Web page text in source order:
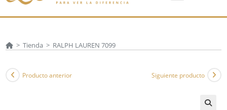
> Tienda > RALPH LAUREN 7099
Producto anterior Siguiente producto